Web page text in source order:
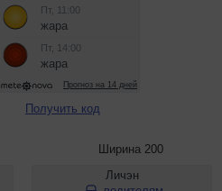
Получить код
Ширина 200